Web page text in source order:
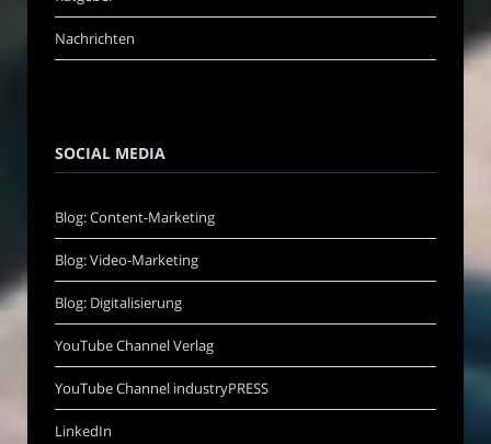
Nachrichten
SOCIAL MEDIA
Blog: Content-Marketing
Blog: Video-Marketing
Blog: Digitalisierung
YouTube Channel Verlag
YouTube Channel industryPRESS
LinkedIn